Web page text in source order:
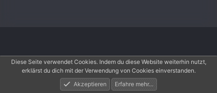
Aktuelles Anmelden Registrieren
Diese Seite verwendet Cookies. Indem du diese Website weiterhin nutzt,
erklärst du dich mit der Verwendung von Cookies einverstanden.
Akzeptieren
Erfahre mehr…